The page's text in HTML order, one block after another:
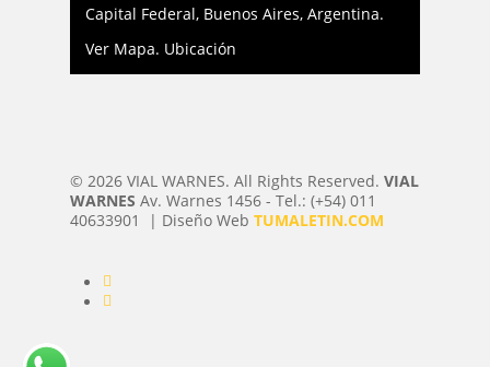
Capital Federal, Buenos Aires, Argentina.
Ver Mapa. Ubicación
© 2026 VIAL WARNES. All Rights Reserved. VIAL
WARNES Av. Warnes 1456 - Tel.: (+54) 011
40633901 | Diseño Web TUMALETIN.COM
facebook
instagram